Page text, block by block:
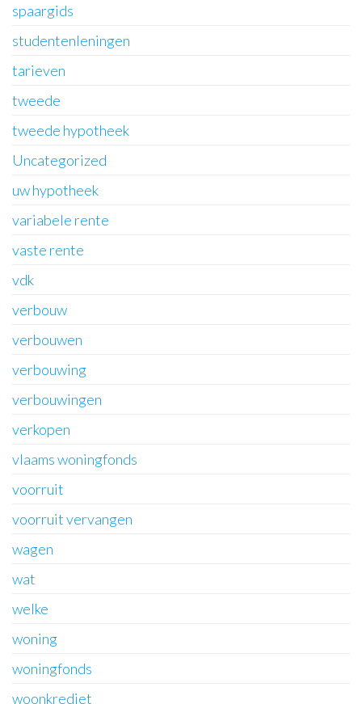
spaargids
studentenleningen
tarieven
tweede
tweede hypotheek
Uncategorized
uw hypotheek
variabele rente
vaste rente
vdk
verbouw
verbouwen
verbouwing
verbouwingen
verkopen
vlaams woningfonds
voorruit
voorruit vervangen
wagen
wat
welke
woning
woningfonds
woonkrediet